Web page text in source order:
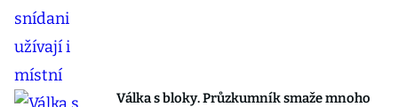
Válka s bloky. Průzkumník smaže mnoho